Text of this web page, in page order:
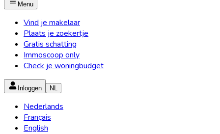
Menu
Vind je makelaar
Plaats je zoekertje
Gratis schatting
Immoscoop only
Check je woningbudget
Inloggen NL
Nederlands
Français
English